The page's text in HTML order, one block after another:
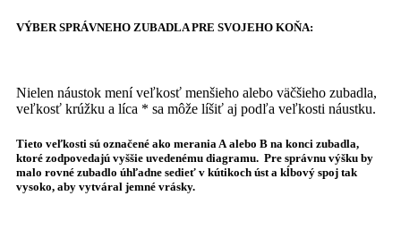
VÝBER SPRÁVNEHO ZUBADLA PRE SVOJEHO KOŇA:
Nielen náustok mení veľkosť menšieho alebo väčšieho zubadla,
veľkosť krúžku a líca * sa môže líšiť aj podľa veľkosti náustku.
Tieto veľkosti sú označené ako meraniaAalebo B na konci zubadla,
ktoré zodpovedajú vyššie uvedenému diagramu. Pre správnu výšku by
malo rovné zubadlo úhľadne sedieť v kútikoch úst a kĺbový spoj tak
vysoko, aby vytváral jemné vrásky.